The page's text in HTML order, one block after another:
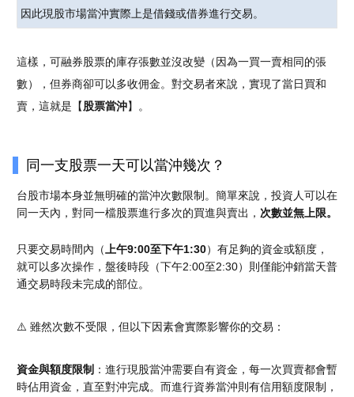
因此現股市場當沖實際上是借錢或借券進行交易。
這樣，可融券股票的庫存張數並沒改變（因為一買一賣相同的張
數），但券商卻可以多收佣金。對交易者來說，實現了當日買和
賣，這就是【股票當沖】。
同一支股票一天可以當沖幾次？
台股市場本身並無明確的當沖次數限制。簡單來說，投資人可以在
同一天內，對同一檔股票進行多次的買進與賣出， 次數並無上限。
只要交易時間內（ 上午9:00至下午1:30）有足夠的資金或額度，
就可以多次操作，盤後時段（下午2:00至2:30）則僅能沖銷當天普
通交易時段未完成的部位。
⚠️ 雖然次數不受限，但以下因素會實際影響你的交易：
資金與額度限制 ：進行現股當沖需要自有資金，每一次買賣都會暫
時佔用資金，直至對沖完成。而進行資券當沖則有信用額度限制，